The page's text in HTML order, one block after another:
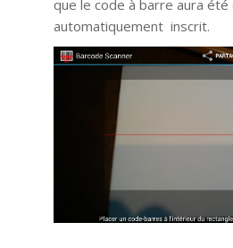
que le code à barre aura
automatiquement inscrit.